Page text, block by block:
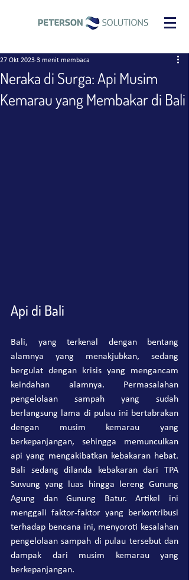
Neraka di Surga: Api Musim
Kemarau yang Membakar di Bali
27 Okt 2023 3 menit membaca
Api di Bali
Bali, yang terkenal dengan bentang
alamnya yang menakjubkan, sedang
bergulat dengan krisis yang mengancam
keindahan alamnya. Permasalahan
pengelolaan sampah yang sudah
berlangsung lama di pulau ini bertabrakan
dengan musim kemarau yang
berkepanjangan, sehingga memunculkan
api yang mengakibatkan kebakaran hebat.
Bali sedang dilanda kebakaran dari TPA
Suwung yang luas hingga lereng Gunung
Agung dan Gunung Batur. Artikel ini
menggali faktor-faktor yang berkontribusi
terhadap bencana ini, menyoroti kesalahan
pengelolaan sampah di pulau tersebut dan
dampak dari musim kemarau yang
berkepanjangan.